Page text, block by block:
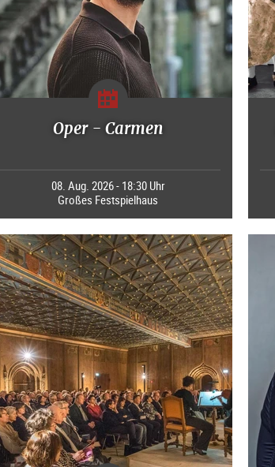
Oper - Carmen
08. Aug. 2026 - 18:30 Uhr
Großes Festspielhaus